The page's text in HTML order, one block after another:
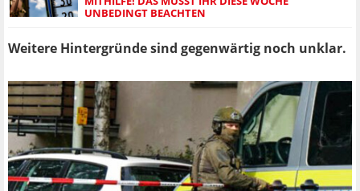
UNBEDINGT BEACHTEN
Weitere Hintergründe sind gegenwärtig noch unklar.